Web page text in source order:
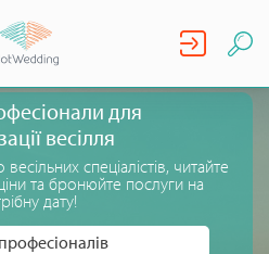
для
весілля
спеціалістів, читайте
та бронюйте послуги на
дату!